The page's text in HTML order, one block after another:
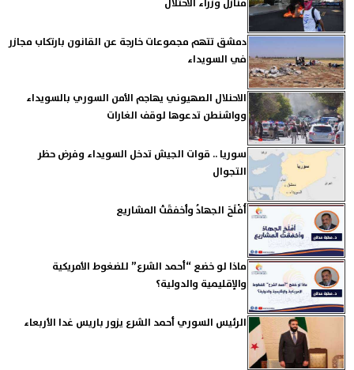
منازل وزراء الاحتلال
دمشق تتهم مجموعات خارجة عن القانون بارتكاب مجازر
في السويداء
الاحنلال الصهيوني يهاجم الأمن السوري بالسويداء
وواشنطن تدعوها لوقف الغارات
سوريا .. قوات الجيش تدخل السويداء وفرض حظر
التجوال
أَفْلَحَ الجهادُ وأخفقَتْ المشاريع
ماذا لو خضع “أحمد الشرع” للضغوط الأمريكية
والإقليمية والدولية؟
الرئيس السوري أحمد الشرع يزور باريس غدا الأربعاء